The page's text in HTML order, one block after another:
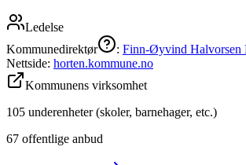
Ledelse
Kommunedirektør
: Finn-Øyvind Halvorsen
Nettside: horten.kommune.no
Kommunens virksomhet
105 underenheter (skoler, barnehager, etc.)
67 offentlige anbud